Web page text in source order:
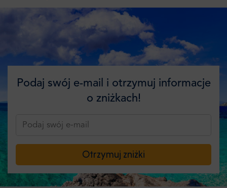
Podaj swój e-mail i otrzymuj informacje
o zniżkach!
Otrzymuj zniżki